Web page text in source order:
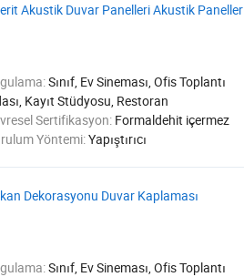
Akustik Duvar Panelleri Akustik Paneller
Sınıf, Ev Sineması, Ofis Toplantı
Kayıt Stüdyosu, Restoran
Sertifikasyon: Formaldehit içermez
Yöntemi:Yapıştırıcı
Dekorasyonu Duvar Kaplaması
Sınıf, Ev Sineması, Ofis Toplantı